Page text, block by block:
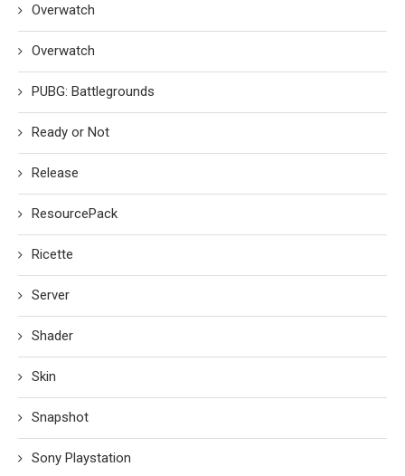
Overwatch
Overwatch
PUBG: Battlegrounds
Ready or Not
Release
ResourcePack
Ricette
Server
Shader
Skin
Snapshot
Sony Playstation